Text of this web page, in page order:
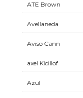
ATE Brown
Avellaneda
Aviso Cann
axel Kicillof
Azul